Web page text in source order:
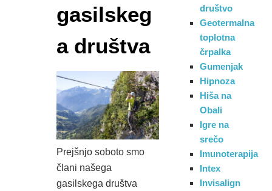
gasilskeg
a društva
Prejšnjo soboto smo
člani našega
gasilskega društva
društvo
Geotermalna
toplotna
črpalka
Gumenjak
Hipnoza
Hiša na
Obali
Igre na
srečo
Imunoterapija
Intex
Invisalign